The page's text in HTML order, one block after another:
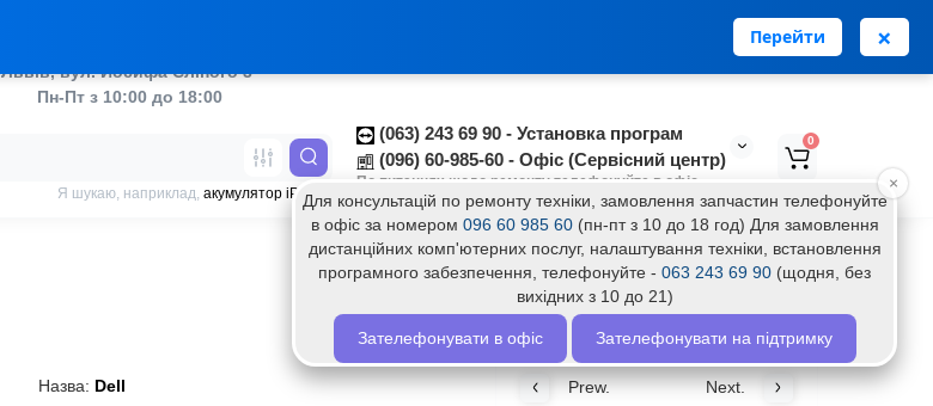
Перейти ×
Особистий кабінет
Львів, вул. Йосифа Сліпого 3
Пн-Пт з 10:00 до 18:00
(063) 243 69 90 - Установка програм
(096) 60-985-60 - Офіс (Сервісний центр)
По питаннях щодо ремонту телефонуйте в офіс
Я шукаю, наприклад, акумулятор iPhone
0
Назва: Dell
Prew. Next.
Для консультацій по ремонту техніки, замовлення запчастин телефонуйте
в офіс за номером 096 60 985 60(пн-пт з 10 до 18 год) Для замовлення
дистанційних комп'ютерних послуг, налаштування техніки, встановлення
програмного забезпечення, телефонуйте - 063 243 69 90 (щодня, без
вихідних з 10 до 21)
Зателефонувати в офіс Зателефонувати на підтримку
×